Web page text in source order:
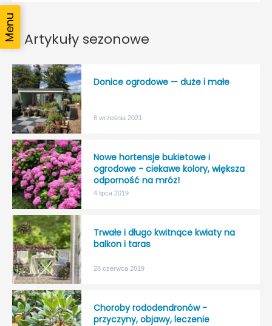
Artykuły sezonowe
Donice ogrodowe — duże i małe
8 września 2021
Nowe hortensje bukietowe i
ogrodowe - ciekawe kolory, większa
odporność na mróz!
4 lipca 2019
Trwałe i długo kwitnące kwiaty na
balkon i taras
28 czerwca 2019
Choroby rododendronów -
przyczyny, objawy, leczenie